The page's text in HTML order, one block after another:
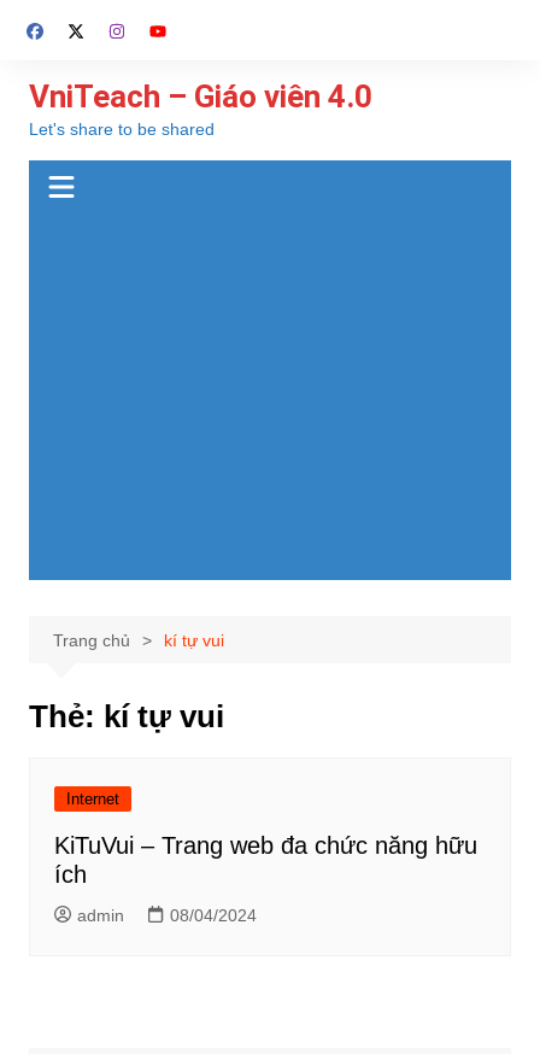
đến
dung
VniTeach – Giáo viên 4.0
Let's share to be shared
Trang chủ kí tự vui
Thẻ: kí tự vui
Internet
KiTuVui – Trang web đa chức năng hữu
ích
admin 08/04/2024